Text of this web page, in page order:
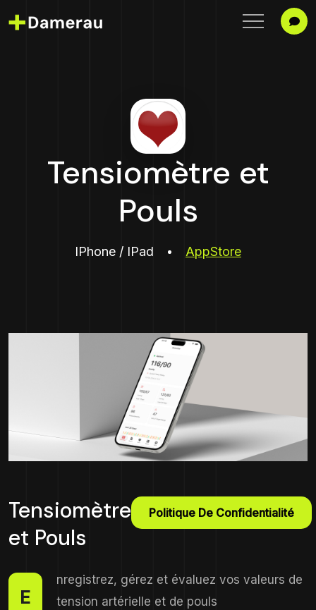
Tensiomètre et
Pouls
IPhone / IPad AppStore
Tensiomètre
et Pouls
Politique De Confidentialité
E
nregistrez, gérez et évaluez vos valeurs de
tension artérielle et de pouls